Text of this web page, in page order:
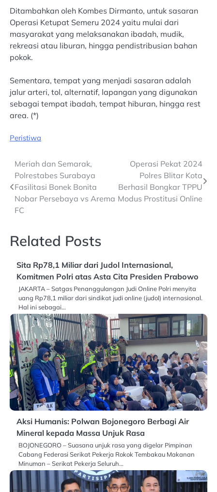
Ditambahkan oleh Kombes Dirmanto, untuk sasaran
Operasi Ketupat Semeru 2024 yaitu mulai dari
masyarakat yang melaksanakan ibadah, mudik,
rekreasi atau liburan, hingga pendistribusian bahan
pokok.
Sementara, tempat yang menjadi sasaran adalah
jalur arteri, tol, alternatif, lapangan yang digunakan
sebagai tempat ibadah, tempat hiburan, hingga rest
area. (*)
Peristiwa
Post
navigation
Meriah dan Semarak,
Polrestabes Surabaya
Fasilitasi Bonek Bonita
Nobar Persebaya vs Arema
FC
Operasi Pekat 2024
Polres Blitar Kota
Berhasil Bongkar TPPU
Modus Prostitusi Online
Related Posts
Sita Rp78,1 Miliar dari Judol Internasional,
Komitmen Polri atas Asta Cita Presiden Prabowo
JAKARTA – Satgas Penanggulangan Judi Online Polri menyita
uang Rp78,1 miliar dari sindikat judi online (judol) internasional.
Hal ini sebagai…
Aksi Humanis: Polwan Bojonegoro Berbagi Air
Mineral kepada Massa Unjuk Rasa
BOJONEGORO – Suasana unjuk rasa yang digelar Pimpinan
Cabang Federasi Serikat Pekerja Rokok Tembakau Makanan
Minuman – Serikat Pekerja Seluruh…